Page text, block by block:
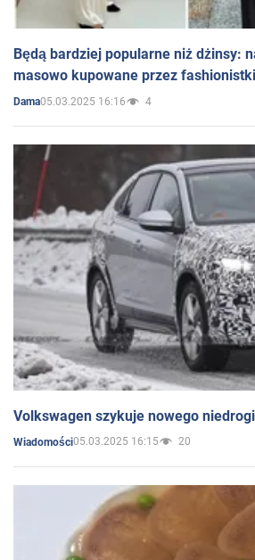
Będą bardziej popularne niż dżinsy:
masowo kupowane przez fashionistki
Dama05.03.2025 16:16 4
Volkswagen szykuje nowego
Wiadomości05.03.2025 16:15 20